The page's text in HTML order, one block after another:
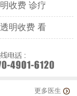
收费 诊疗
明收费 看
更多医生